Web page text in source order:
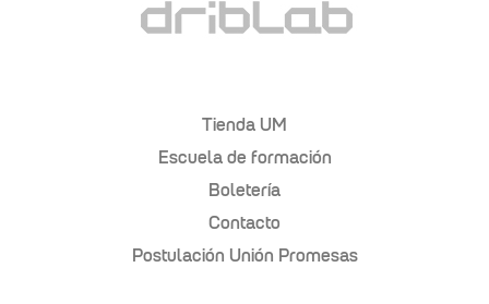
Tienda UM
Escuela de formación
Boletería
Contacto
Postulación Unión Promesas